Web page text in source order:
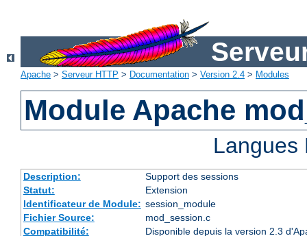
Apache > Serveur HTTP > Documentation > Version 2.4 > Modules
Module Apache
Description:
Support des sessions
Statut:
Extension
Identificateur de Module: session_module
Fichier Source:
mod_session.c
Compatibilité:
Disponible depuis la version 2.3